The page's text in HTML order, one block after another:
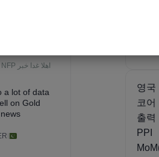
영국
코어
출력
PPI